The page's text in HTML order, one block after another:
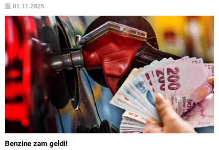
01.11.2025
Benzine zam geldi!